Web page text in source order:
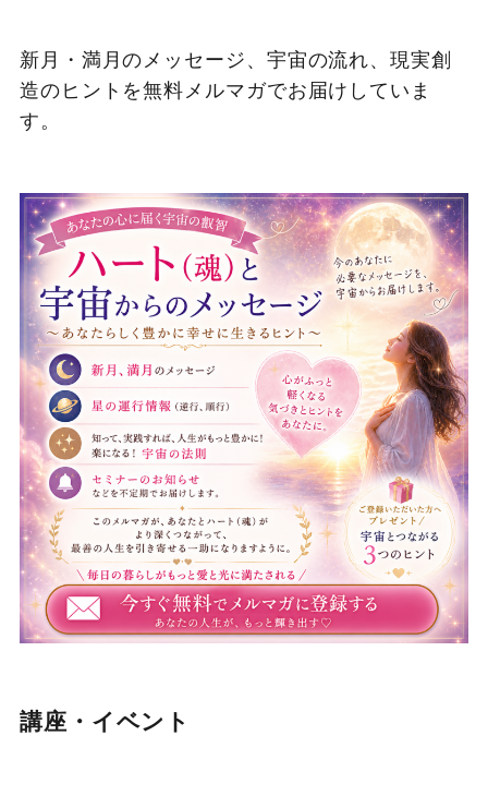
新月・満月のメッセージ、宇宙の流れ、現実創
造のヒントを無料メルマガでお届けしていま
す。
講座・イベント